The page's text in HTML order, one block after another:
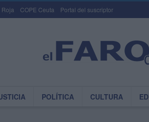
Roja COPE Ceuta Portal del suscriptor
POLÍTICA CULTURA